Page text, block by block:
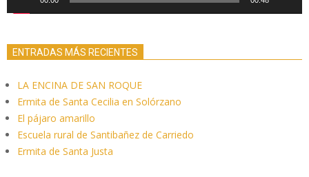
ENTRADAS MÁS RECIENTES
LA ENCINA DE SAN ROQUE
Ermita de Santa Cecilia en Solórzano
El pájaro amarillo
Escuela rural de Santibañez de Carriedo
Ermita de Santa Justa